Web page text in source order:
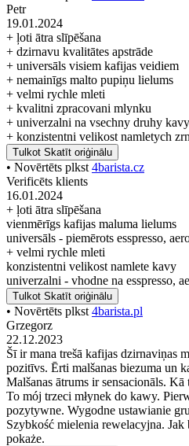
Petr
19.01.2024
+ ļoti ātra slīpēšana
+ dzirnavu kvalitātes apstrāde
+ universāls visiem kafijas veidiem
+ nemainīgs malto pupiņu lielums
+ velmi rychle mleti
+ kvalitni zpracovani mlynku
+ univerzalni na vsechny druhy kavy
+ konzistentni velikost namletych zrn
Tulkot Skatīt oriģinālu
• Novērtēts plkst 4barista.cz
Verificēts klients
16.01.2024
+ ļoti ātra slīpēšana
vienmērīgs kafijas maluma lielums
universāls - piemērots esspresso,
+ velmi rychle mleti
konzistentni velikost namlete kavy
univerzalni - vhodne na esspresso,
Tulkot Skatīt oriģinālu
• Novērtēts plkst 4barista.pl
Grzegorz
22.12.2023
Šī ir mana trešā kafijas dzirnaviņas
pozitīvs. Ērti malšanas biezuma un
Malšanas ātrums ir sensacionāls.
To mój trzeci młynek do kawy.
pozytywne. Wygodne ustawianie
Szybkość mielenia rewelacyjna. Jak
pokaże.